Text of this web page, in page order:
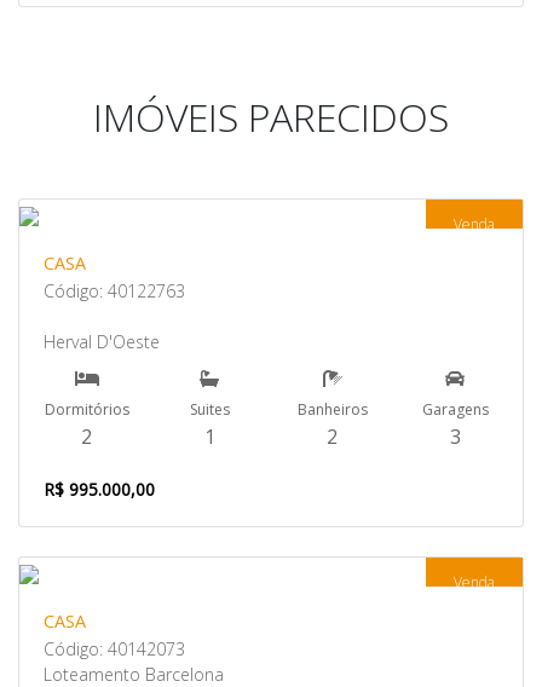
IMÓVEIS PARECIDOS
Venda
CASA
Código: 40122763
Herval D'Oeste
Dormitórios
2
Suites
1
Banheiros
2
Garagens
3
R$ 995.000,00
Venda
CASA
Código: 40142073
Loteamento Barcelona